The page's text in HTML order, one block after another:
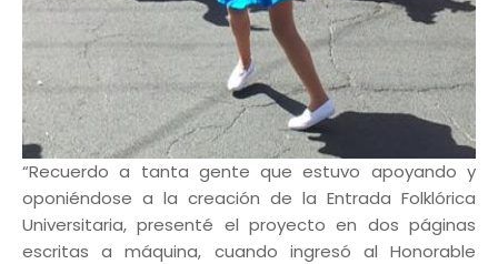
“Recuerdo a tanta gente que estuvo apoyando y
oponiéndose a la creación de la Entrada Folklórica
Universitaria, presenté el proyecto en dos páginas
escritas a máquina, cuando ingresó al Honorable